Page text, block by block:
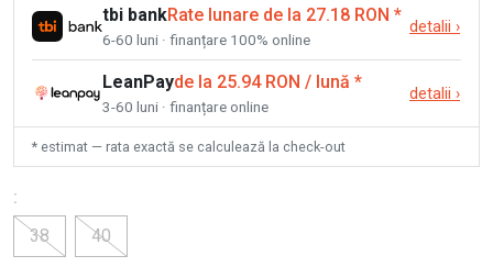
tbi bankRate lunare de la 27.18 RON *
6-60 luni · finanțare 100% online
detalii ›
LeanPayde la 25.94 RON / lună *
3-60 luni · finanțare online
detalii ›
* estimat — rata exactă se calculează la check-out
:
38
40